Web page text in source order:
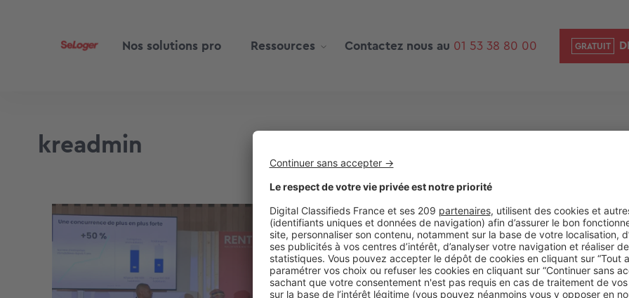
Nos solutions pro Ressources Contactez nous au 01 53 38 80 00
kreadmin